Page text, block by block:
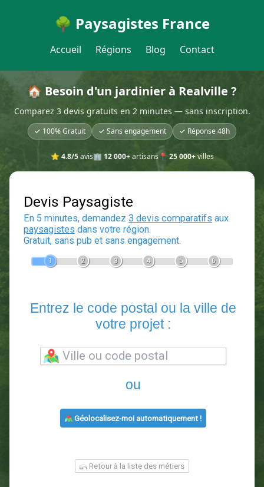
🌳 Paysagistes France
Accueil Régions Blog Contact
🏠 Besoin d'un jardinier à Realville ?
Comparez 3 devis gratuits en 2 minutes — sans inscription.
✓ 100% Gratuit ✓ Sans engagement ✓ Réponse 48h
⭐ 4.8/5avis🏢 12 000+artisans📍 25 000+villes
Devis Paysagiste
En 5 minutes, demandez3 devis comparatifs
votre projet :
ou